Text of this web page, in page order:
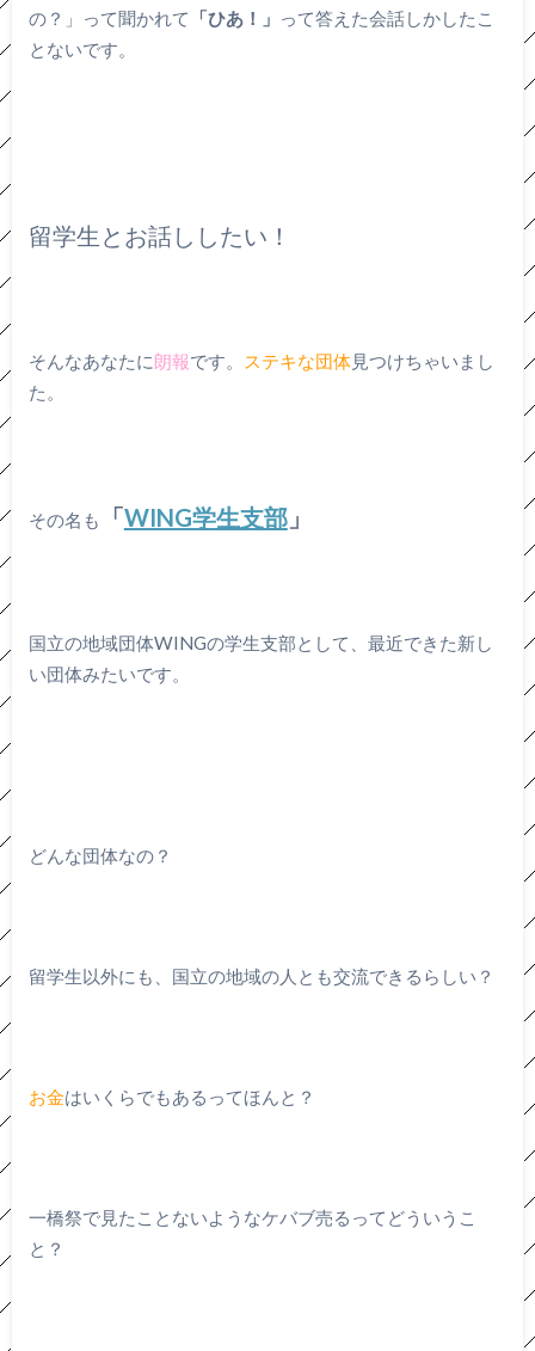
の？」って聞かれて 「ひあ！」 って答えた会話しかしたこ
とないです。
留学生とお話ししたい！
そんなあなたに朗報です。 ステキな団体見つけちゃいまし
た。
その名も 「WING学生支部」
国立の地域団体WINGの学生支部として、最近できた新し
い団体みたいです。
どんな団体なの？
留学生以外にも、国立の地域の人とも交流できるらしい？
お金はいくらでもあるってほんと？
一橋祭で見たことないようなケバブ売るってどういうこ
と？